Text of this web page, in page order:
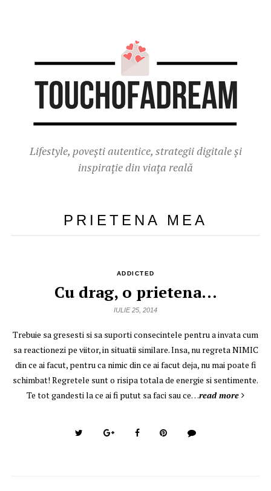
Lifestyle, povești autentice, strategii digitale și
inspirație din viața reală
PRIETENA MEA
ADDICTED
Cu drag, o prietena…
IULIE 25, 2014
Trebuie sa gresesti si sa suporti consecintele pentru a invata cum
sa reactionezi pe viitor, in situatii similare. Insa, nu regreta NIMIC
din ce ai facut, pentru ca nimic din ce ai facut deja, nu mai poate fi
schimbat! Regretele sunt o risipa totala de energie si sentimente.
Te tot gandesti la ce ai fi putut sa faci sau ce…read more